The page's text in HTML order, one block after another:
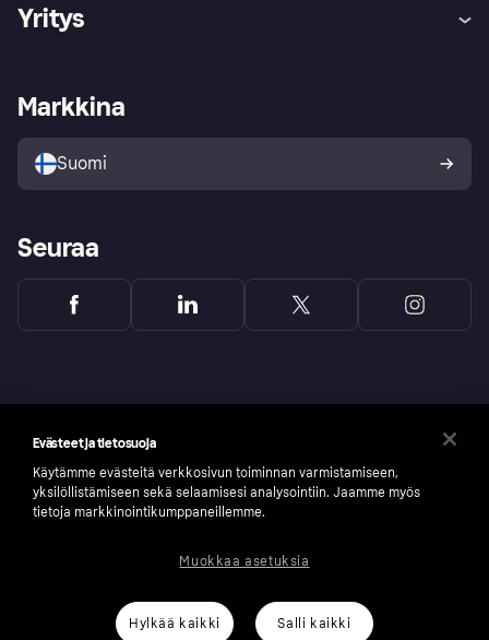
Kirjaudu sisään
Tutustu kauppoihin
Ostajan turva
Yritys
Kirjaudu sisään yrityksenä
Markkina
Suomi
Seuraa
number: 556737-0431
Evästeet ja tietosuoja
Käytämme evästeitä verkkosivun toiminnan varmistamiseen,
yksilöllistämiseen sekä selaamisesi analysointiin. Jaamme myös
tietoja markkinointikumppaneillemme.
Hylkää kaikki Salli kaikki
Muokkaa asetuksia